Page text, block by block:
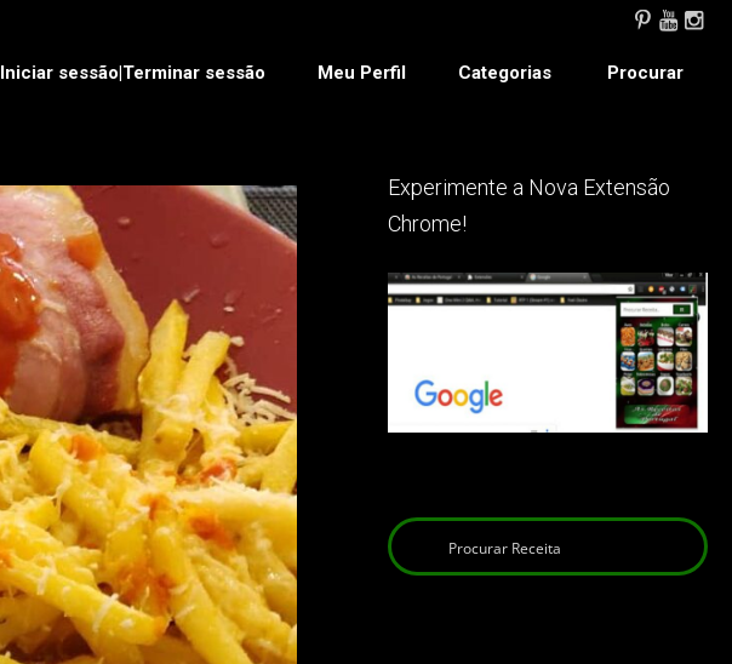
Iniciar sessão|Terminar sessão Meu Perfil Categorias Procurar
Experimente a Nova Extensão
Chrome!